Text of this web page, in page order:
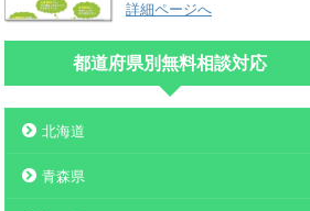
詳細ページへ
都道府県別無料相談対応
北海道
青森県